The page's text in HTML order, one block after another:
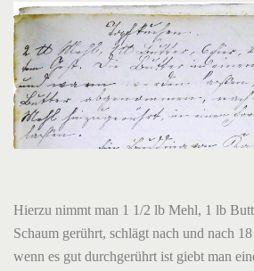
Hierzu nimmt man 1 1/2 lb Mehl, 1 lb
Schaum gerührt, schlägt nach und nach
wenn es gut durchgerührt ist giebt man